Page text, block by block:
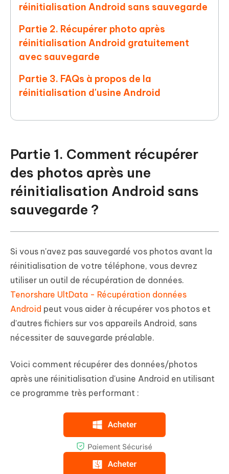
réinitialisation Android sans sauvegarde
Partie 2. Récupérer photo après
réinitialisation Android gratuitement
avec sauvegarde
Partie 3. FAQs à propos de la
réinitialisation d'usine Android
Partie 1. Comment récupérer
des photos après une
réinitialisation Android sans
sauvegarde ?
Si vous n'avez pas sauvegardé vos photos avant la
réinitialisation de votre téléphone, vous devrez
utiliser un outil de récupération de données.
Tenorshare UltData - Récupération données
Android peut vous aider à récupérer vos photos et
d'autres fichiers sur vos appareils Android, sans
nécessiter de sauvegarde préalable.
Voici comment récupérer des données/photos
après une réinitialisation d'usine Android en utilisant
ce programme très performant :